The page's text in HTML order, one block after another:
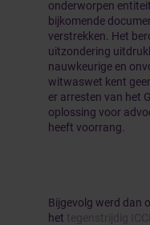
onderworpen
bijkomende
verstrekken. Het
uitzondering
nauwkeurige en
witwaswet kent
er arresten van het
oplossing voor
heeft voorrang.
Bijgevolg werd dan
het tegenstrijdig